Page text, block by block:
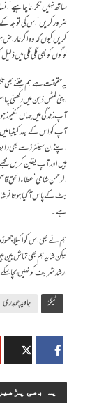
ساتھ نہیں ٹکرانا چاہیے‘
ضرور کریں‘ اس کی توجہ
کریں کیوں کہ وہ اگر ناراض
لوگوں کو بھی گلی گلی میں
یہ حقیقت ہے ہم جتنے بھی
اپنی لمٹس ذہن میں رکھنی
آپ زندگی میں جہاں کنفیوز
آپ کو اس کے بعد کینیا
اپنے ان سینئرز سے بھی
ہیں اورآپ یقین کریں
الرحمن شامی‘ عطاء الحق
بٹ کے پاس آ گیا ہوتا تو
ہے۔
ہم نے بھی اس کو اکیلا
لیکن شاید ہم بھی تماش
ارشد شریف کو نہیں بچا
ٹیگز جاوید چوہدری
یہ بھی